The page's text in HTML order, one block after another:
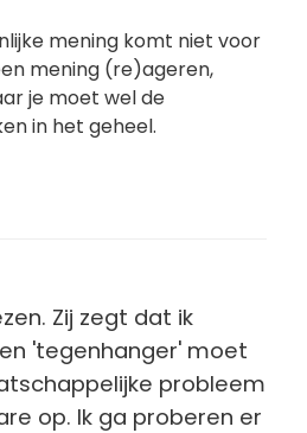
mening komt niet voor
mening (re)ageren,
je moet wel de
in het geheel.
Zij zegt dat ik
'tegenhanger' moet
probleem
op. Ik ga proberen er